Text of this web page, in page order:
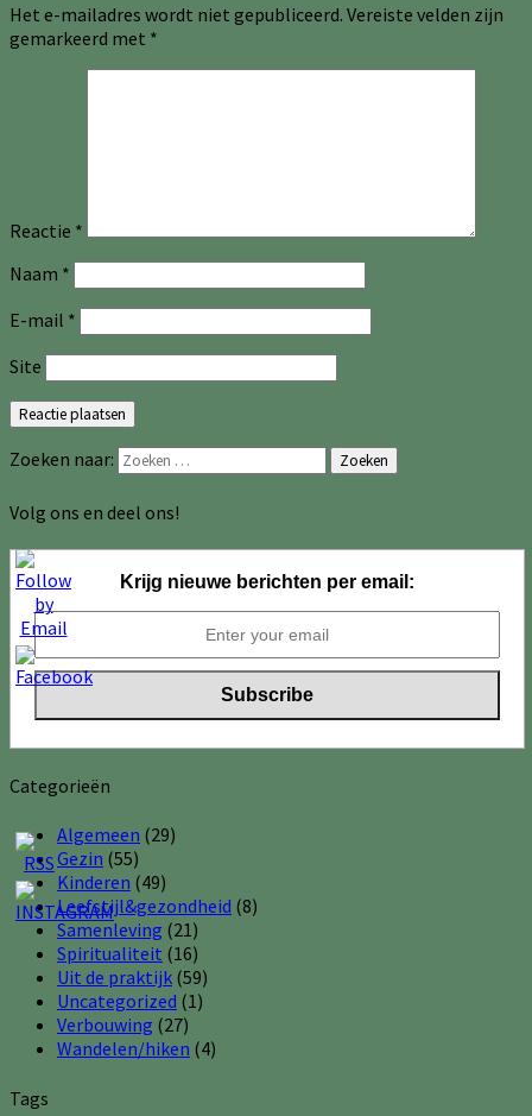
Het e-mailadres wordt niet gepubliceerd. Vereiste velden zijn
gemarkeerd met *
Reactie *
Naam *
E-mail *
Site
Zoeken naar: Zoeken
Volg ons en deel ons!
Krijg nieuwe berichten per email:
Categorieën
Algemeen (29)
Gezin (55)
Kinderen (49)
Leefstijl&gezondheid (8)
Samenleving (21)
Spiritualiteit (16)
Uit de praktijk (59)
Uncategorized (1)
Verbouwing (27)
Wandelen/hiken (4)
Tags